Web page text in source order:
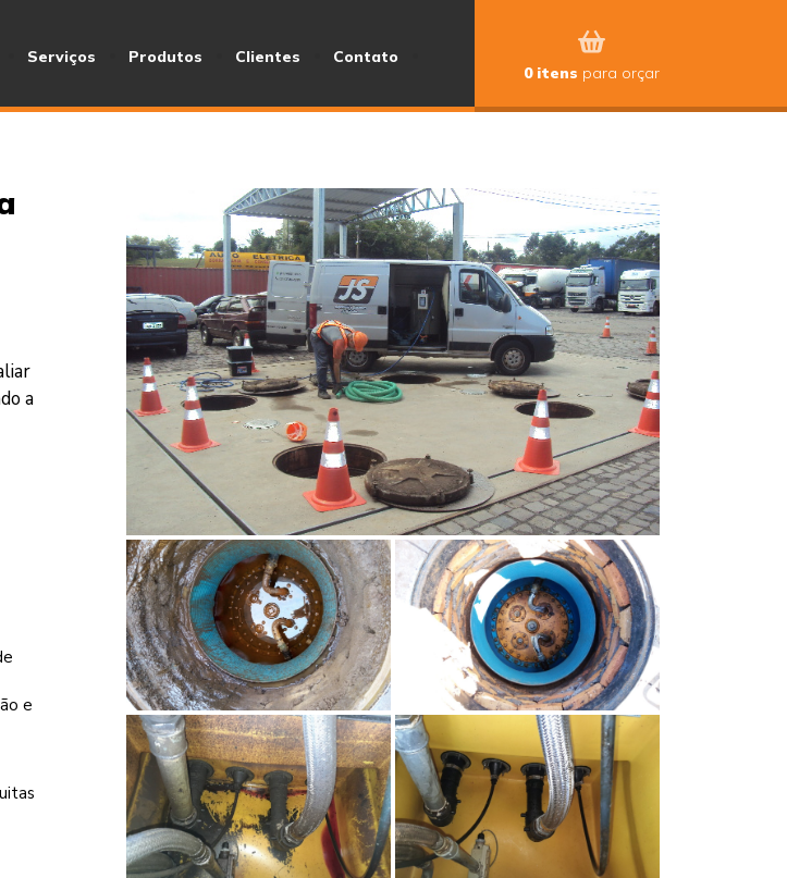
Serviços Produtos Clientes
Contato
0 itens para orçar
a
e